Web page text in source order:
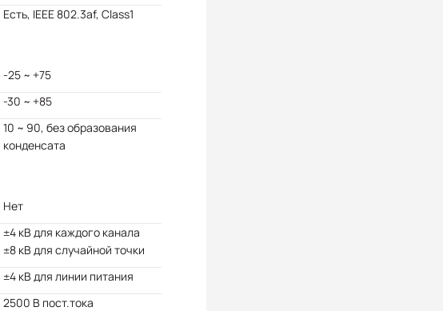
Есть, IEEE 802.3af, Class1
-25 ~ +75
-30 ~ +85
10 ~ 90, без образования
конденсата
Нет
±4 кВ для каждого канала
±8 кВ для случайной точки
±4 кВ для линии питания
2500 В пост.тока